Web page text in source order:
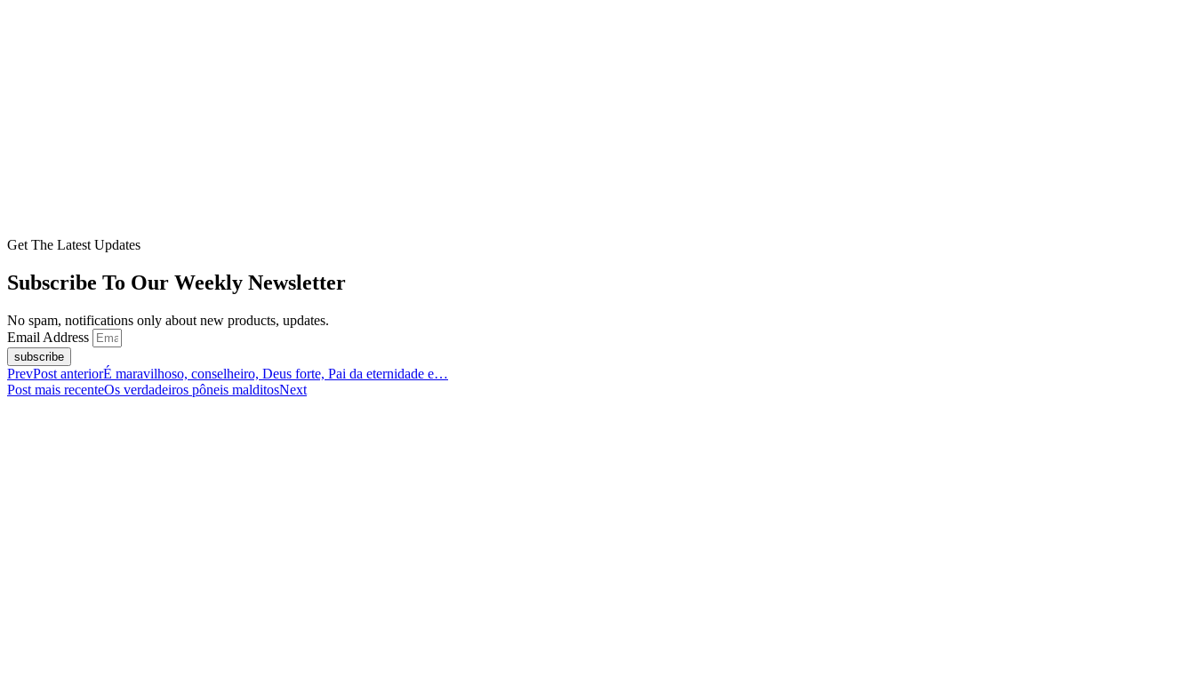
Get The Latest Updates
Subscribe To Our Weekly Newsletter
No spam, notifications only about new products, updates.
Email Address
subscribe
PrevPost anteriorÉ maravilhoso, conselheiro, Deus forte, Pai da eternidade e…
Post mais recenteOs verdadeiros pôneis malditosNext